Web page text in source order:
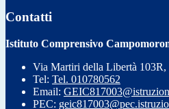
Contatti
Istituto Comprensivo
Via Martiri della Libertà
Tel: Tel. 010780562
Email:
PEC: